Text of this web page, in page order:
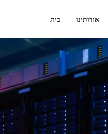
בית אודותינו